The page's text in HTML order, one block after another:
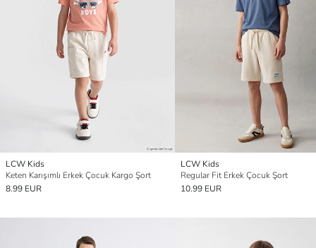
LCW Kids
Keten Karışımlı Erkek Çocuk Kargo Şort
8.99 EUR
LCW Kids
Regular Fit Erkek Çocuk Şort
10.99 EUR